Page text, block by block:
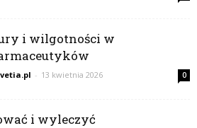
i wilgotności w
- 13 kwietnia 2026 0
i wyleczyć